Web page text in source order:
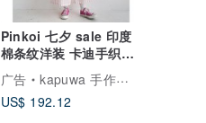
Pinkoi 七夕 sale 印度
棉条纹洋装 卡迪手织木
版印花 七分袖显瘦连
广告
kapuwa 手作布语
US$ 192.12